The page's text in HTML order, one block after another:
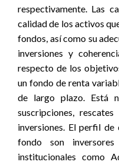
respectivamente. Las
calidad de los activos
fondos, así como su
inversiones y
respecto de los
un fondo de renta
de largo plazo. Está
suscripciones,
inversiones. El perfil
fondo son
institucionales como